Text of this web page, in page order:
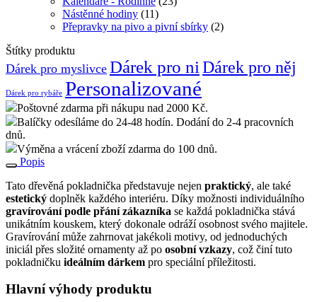
Nástěnné hodiny (11)
Přepravky na pivo a pivní sbírky (2)
Štítky produktu
Dárek pro myslivce Dárek pro ni Dárek pro něj
Dárek pro rybáře Personalizované
Poštovné zdarma při nákupu nad 2000 Kč.
Balíčky odesíláme do 24-48 hodín. Dodání do 2-4 pracovních
dnů.
Výměna a vrácení zboží zdarma do 100 dnů.
Popis
Tato dřevěná pokladnička představuje nejen praktický, ale také
estetický doplněk každého interiéru. Díky možnosti individuálního
gravírování podle přání zákazníka se každá pokladnička stává
unikátním kouskem, který dokonale odráží osobnost svého majitele.
Gravírování může zahrnovat jakékoli motivy, od jednoduchých
iniciál přes složité ornamenty až po osobní vzkazy, což činí tuto
pokladničku ideálním dárkem pro speciální příležitosti.
Hlavní výhody produktu